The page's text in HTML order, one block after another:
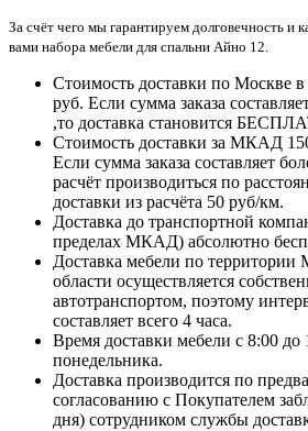
За счёт чего мы гарантируем долговечность и
вами набора мебели для спальни Айно 12.
Стоимость доставки по Москве
руб. Если сумма заказа
,то доставка становится
Стоимость доставки за МКАД
Если сумма заказа составляет
расчёт производиться по
доставки из расчёта 50 руб/км.
Доставка до транспортной
пределах МКАД) абсолютно
Доставка мебели по
области осуществляется
автотранспортом, поэтому
составляет всего 4 часа.
Время доставки мебели с 8:00
понедельника.
Доставка производится по
согласованию с Покупателем
дня) сотрудником службы